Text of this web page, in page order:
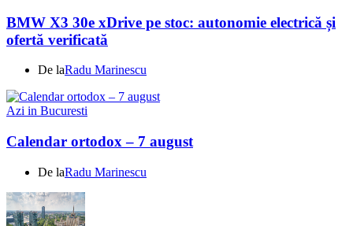
BMW X3 30e xDrive pe stoc: autonomie electrică și
ofertă verificată
De laRadu Marinescu
Azi in Bucuresti
Calendar ortodox – 7 august
De laRadu Marinescu